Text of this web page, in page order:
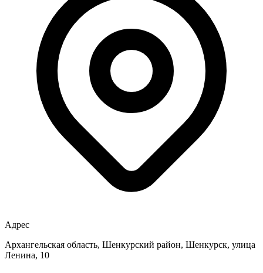
Адрес
Архангельская область, Шенкурский район, Шенкурск, улица
Ленина, 10